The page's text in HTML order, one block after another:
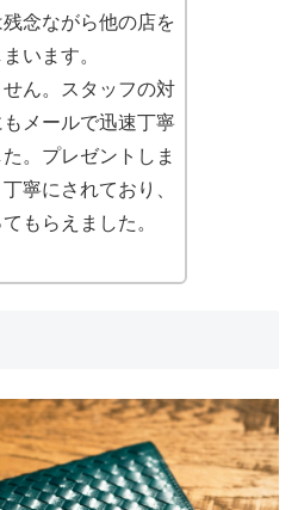
念ながら他の店を
います。
ん。スタッフの対
メールで迅速丁寧
。プレゼントしま
寧にされており、
もらえました。